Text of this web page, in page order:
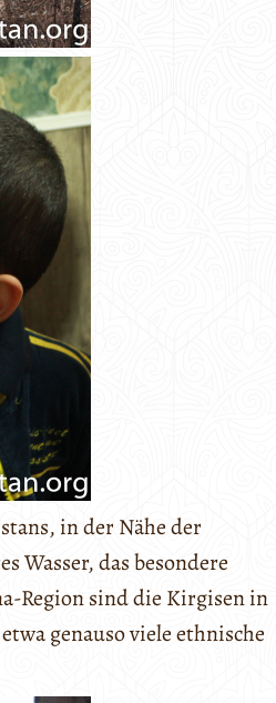
in der Nähe der
Wasser, das besondere
Region sind die Kirgisen in
genauso viele ethnische